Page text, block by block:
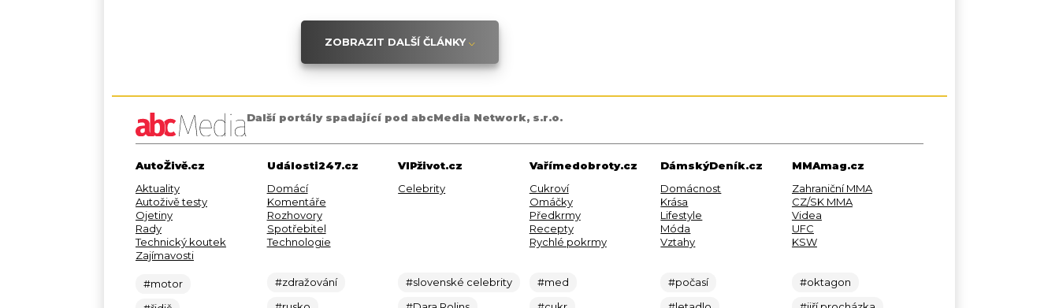
ZOBRAZIT DALŠÍ ČLÁNKY
Další portály spadající pod abcMedia Network, s.r.o.
AutoŽivě.cz
Aktuality
Autoživě testy
Ojetiny
Rady
Technický koutek
Zajímavosti
#motor
Události247.cz
Domácí
Komentáře
Rozhovory
Spotřebitel
Technologie
#zdražování
VIPživot.cz
Celebrity
#slovenské celebrity
Vařímedobroty.cz
Cukroví
Omáčky
Předkrmy
Recepty
Rychlé pokrmy
#med
DámskýDeník.cz
Domácnost
Krása
Lifestyle
Móda
Vztahy
#počasí
MMAmag.cz
Zahraniční MMA
CZ/SK MMA
Videa
UFC
KSW
#oktagon